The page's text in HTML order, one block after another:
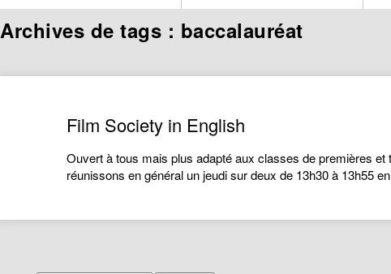
Archives de tags : baccalauréat
Film Society in English
Ouvert à tous mais plus adapté aux classes de premières
réunissons en général un jeudi sur deux de 13h30 à 13h55